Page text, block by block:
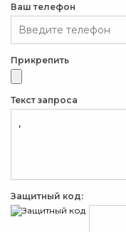
Ваш телефон
Прикрепить
Текст запроса
Защитный код: